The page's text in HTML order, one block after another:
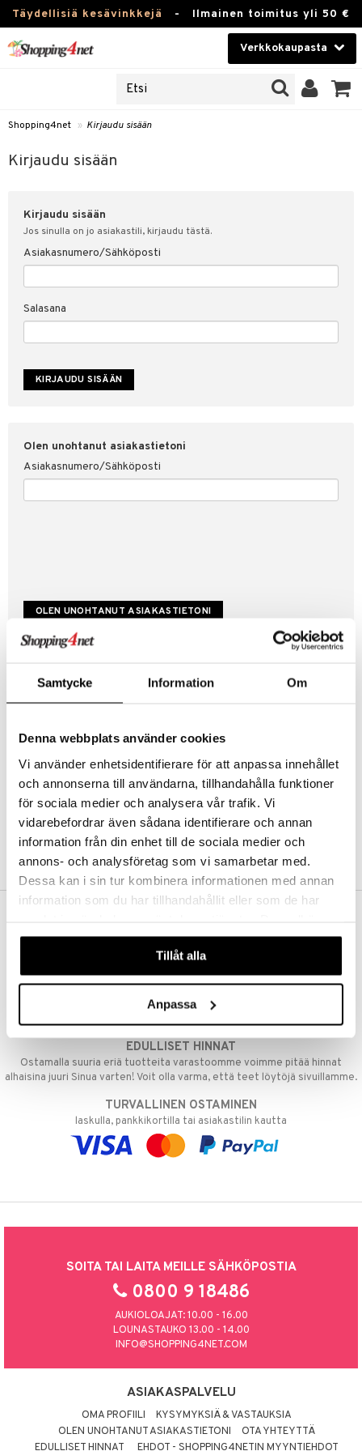
Samtycke Information Om
Denna webbplats använder cookies
Vi använder enhetsidentifierare för att anpassa innehållet
och annonserna till användarna, tillhandahålla funktioner
för sociala medier och analysera vår trafik. Vi
vidarebefordrar även sådana identifierare och annan
information från din enhet till de sociala medier och
annons- och analysföretag som vi samarbetar med.
Dessa kan i sin tur kombinera informationen med annan
information som du har tillhandahållit eller som de har
våra cookies vid fortsatt användande av vår webbplats.
Tillåt alla
Anpassa
Täydellisiä kesävinkkejä - Ilmainen toimitus yli 50 €
Verkkokaupasta
Piilolinssit
Luontaistuotteet
Fitness
Koti & Sisustus
Lelut, Lapsi & Vauva
Tuotemerkkejä
Shopping4net » Kirjaudu sisään
Kirjaudu sisään
Kirjaudu sisään
Jos sinulla on jo asiakastili, kirjaudu tästä.
Asiakasnumero/Sähköposti
Salasana
Olen unohtanut asiakastietoni
Asiakasnumero/Sähköposti
Luo uusi asiakas
Hyviä tarjouksia
Kestotilaus
Arvostele tuotteita
Toivelistat
LUO ASIAKAS
sisään
& vastauksia
myyntiehdot
suojaus
Aina maksuton vaihtoehto, huolimatta siitä ostatko yksittäisen
tuotteen tai koko tilauksellesi joka ylittää 50 €.
NOPEAT TOIMITUKSET
Ennen kello 13.00 tehdyt tilaukset lähetetään normaalisti samana
EDULLISET HINNAT
Ostamalla suuria eriä tuotteita varastoomme voimme pitää hinnat
alhaisina juuri Sinua varten! Voit olla varma, että teet löytöjä sivuillamme.
TURVALLINEN OSTAMINEN
laskulla, pankkikortilla tai asiakastilin kautta
SOITA TAI LAITA MEILLE SÄHKÖPOSTIA
0800 9 18486
AUKIOLOAJAT: 10.00 - 16.00
LOUNASTAUKO 13.00 - 14.00
INFO@SHOPPING4NET.COM
ASIAKASPALVELU
OMA PROFIILI
KYSYMYKSIÄ & VASTAUKSIA
OLEN UNOHTANUT ASIAKASTIETONI
OTA YHTEYTTÄ
EDULLISET HINNAT
EHDOT - SHOPPING4NETIN MYYNTIEHDOT